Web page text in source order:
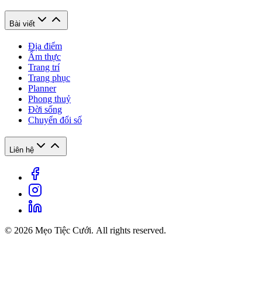
Bài viết
Địa điểm
Ẩm thực
Trang trí
Trang phục
Planner
Phong thuỷ
Đời sống
Chuyển đổi số
Liên hệ
© 2026 Mẹo Tiệc Cưới. All rights reserved.